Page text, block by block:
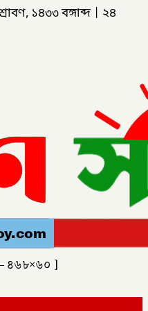
১৪৩৩ বঙ্গাব্দ
২৪
৪৬৮×৬০ ]